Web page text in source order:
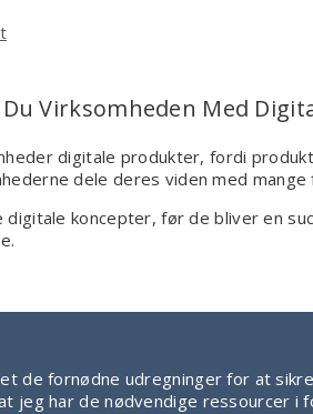
Du Virksomheden Med
digitale produkter, fordi
dele deres viden med
digitale koncepter, før de bliver en
de fornødne udregninger for at
jeg har de nødvendige ressourcer i